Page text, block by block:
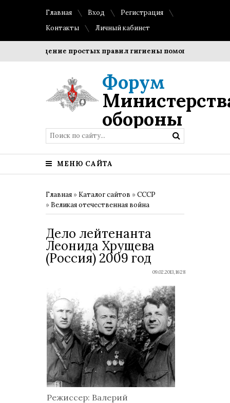
Главная Вход
Регистрация
Контакты
Личный кабинет
Соблюдение простых правил гигиены помогает
Форум
обороны
МЕНЮ САЙТА
Главная » Каталог сайтов »СССР
» Великая отечественная война
Дело лейтенанта
Леонида Хрущева
(Россия) 2009 год
09.02.2013, 16:28
Режиссер: Валерий